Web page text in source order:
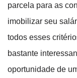
parcela para as
imobilizar seu
todos esses
bastante
oportunidade de